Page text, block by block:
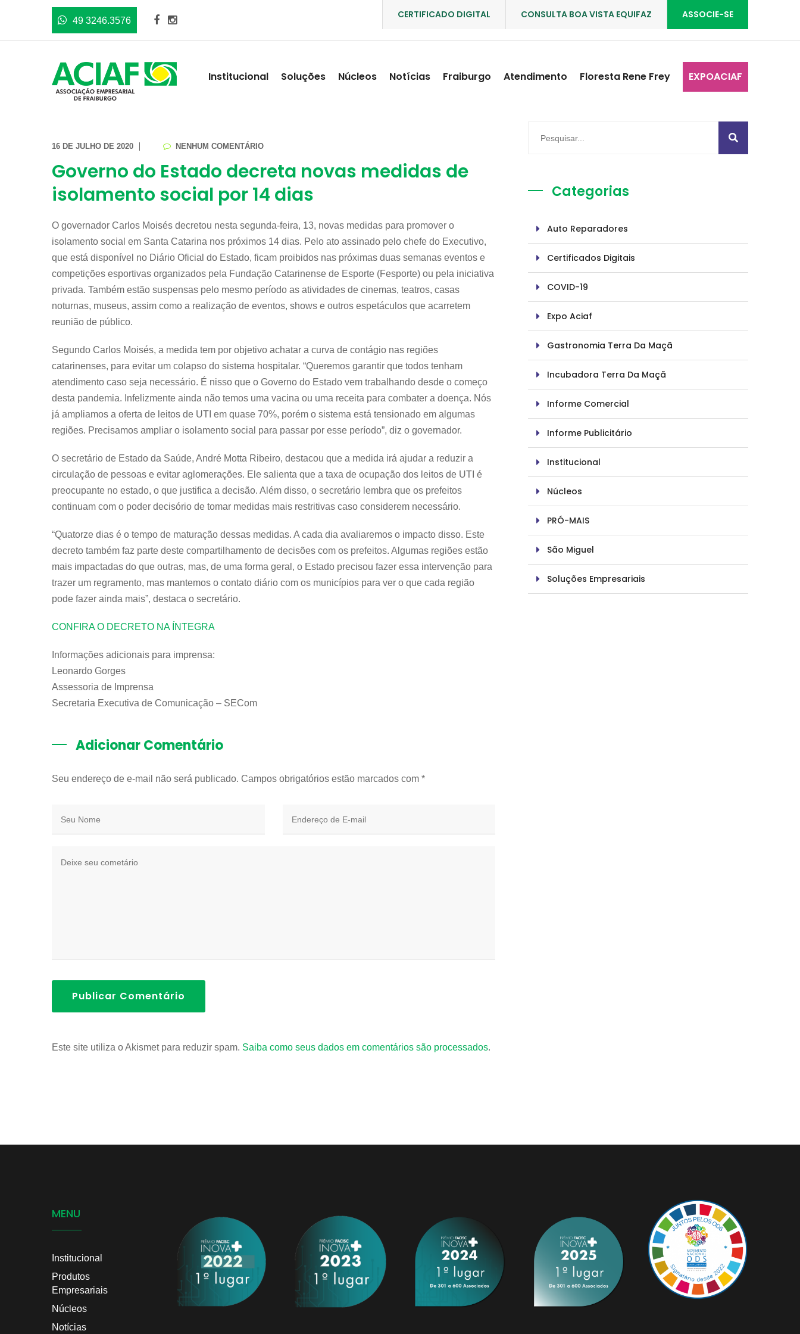
49 3246.3576
ASSOCIE-SE
CONSULTA BOA VISTA EQUIFAZ
CERTIFICADO DIGITAL
Institucional Soluções Núcleos Notícias Fraiburgo Atendimento Floresta Rene Frey EXPOACIAF
16 DE JULHO DE 2020 NENHUM COMENTÁRIO
Governo do Estado decreta novas medidas de
isolamento social por 14 dias
O governador Carlos Moisés decretou nesta segunda-feira, 13, novas medidas para promover o
isolamento social em Santa Catarina nos próximos 14 dias. Pelo ato assinado pelo chefe do Executivo,
que está disponível no Diário Oficial do Estado, ficam proibidos nas próximas duas semanas eventos e
competições esportivas organizados pela Fundação Catarinense de Esporte (Fesporte) ou pela iniciativa
privada. Também estão suspensas pelo mesmo período as atividades de cinemas, teatros, casas
noturnas, museus, assim como a realização de eventos, shows e outros espetáculos que acarretem
reunião de público.
Segundo Carlos Moisés, a medida tem por objetivo achatar a curva de contágio nas regiões
catarinenses, para evitar um colapso do sistema hospitalar. “Queremos garantir que todos tenham
atendimento caso seja necessário. É nisso que o Governo do Estado vem trabalhando desde o começo
desta pandemia. Infelizmente ainda não temos uma vacina ou uma receita para combater a doença. Nós
já ampliamos a oferta de leitos de UTI em quase 70%, porém o sistema está tensionado em algumas
regiões. Precisamos ampliar o isolamento social para passar por esse período”, diz o governador.
O secretário de Estado da Saúde, André Motta Ribeiro, destacou que a medida irá ajudar a reduzir a
circulação de pessoas e evitar aglomerações. Ele salienta que a taxa de ocupação dos leitos de UTI é
preocupante no estado, o que justifica a decisão. Além disso, o secretário lembra que os prefeitos
continuam com o poder decisório de tomar medidas mais restritivas caso considerem necessário.
“Quatorze dias é o tempo de maturação dessas medidas. A cada dia avaliaremos o impacto disso. Este
decreto também faz parte deste compartilhamento de decisões com os prefeitos. Algumas regiões estão
mais impactadas do que outras, mas, de uma forma geral, o Estado precisou fazer essa intervenção para
trazer um regramento, mas mantemos o contato diário com os municípios para ver o que cada região
pode fazer ainda mais”, destaca o secretário.
CONFIRA O DECRETO NA ÍNTEGRA
Informações adicionais para imprensa:
Leonardo Gorges
Assessoria de Imprensa
Secretaria Executiva de Comunicação – SECom
Adicionar Comentário
Seu endereço de e-mail não será publicado. Campos obrigatórios estão marcados com *
Publicar Comentário
Este site utiliza o Akismet para reduzir spam. Saiba como seus dados em comentários são processados.
Categorias
Auto Reparadores
Certificados Digitais
COVID-19
Expo Aciaf
Gastronomia Terra Da Maçã
Incubadora Terra Da Maçã
Informe Comercial
Informe Publicitário
Institucional
Núcleos
PRÓ-MAIS
São Miguel
Soluções Empresariais
MENU
Institucional
Produtos
Empresariais
Núcleos
Notícias